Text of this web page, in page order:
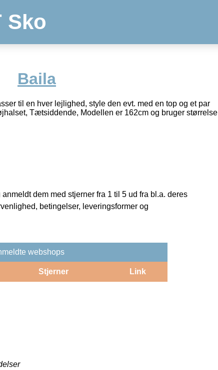
Sko
Baila
til en hver lejlighed, style den evt. med en top og et par
Tætsiddende, Modellen er 162cm og bruger størrelse
dem med stjerner fra 1 til 5 ud fra bl.a. deres
betingelser, leveringsformer og
webshops
Stjerner Link